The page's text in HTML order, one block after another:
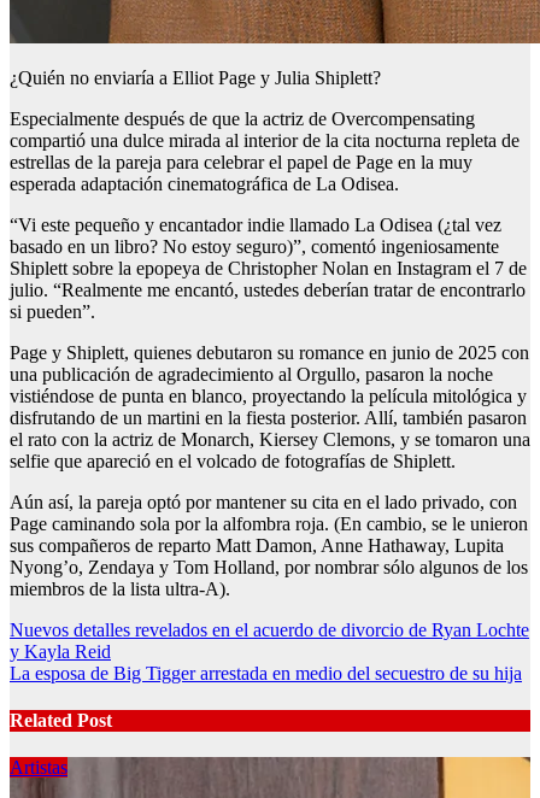
¿Quién no enviaría a Elliot Page y Julia Shiplett?
Especialmente después de que la actriz de Overcompensating
compartió una dulce mirada al interior de la cita nocturna repleta de
estrellas de la pareja para celebrar el papel de Page en la muy
esperada adaptación cinematográfica de La Odisea.
“Vi este pequeño y encantador indie llamado La Odisea (¿tal vez
basado en un libro? No estoy seguro)”, comentó ingeniosamente
Shiplett sobre la epopeya de Christopher Nolan en Instagram el 7 de
julio. “Realmente me encantó, ustedes deberían tratar de encontrarlo
si pueden”.
Page y Shiplett, quienes debutaron su romance en junio de 2025 con
una publicación de agradecimiento al Orgullo, pasaron la noche
vistiéndose de punta en blanco, proyectando la película mitológica y
disfrutando de un martini en la fiesta posterior. Allí, también pasaron
el rato con la actriz de Monarch, Kiersey Clemons, y se tomaron una
selfie que apareció en el volcado de fotografías de Shiplett.
Aún así, la pareja optó por mantener su cita en el lado privado, con
Page caminando sola por la alfombra roja. (En cambio, se le unieron
sus compañeros de reparto Matt Damon, Anne Hathaway, Lupita
Nyong’o, Zendaya y Tom Holland, por nombrar sólo algunos de los
miembros de la lista ultra-A).
Post
navigation
Nuevos detalles revelados en el acuerdo de divorcio de Ryan Lochte
y Kayla Reid
La esposa de Big Tigger arrestada en medio del secuestro de su hija
Related Post
Artistas